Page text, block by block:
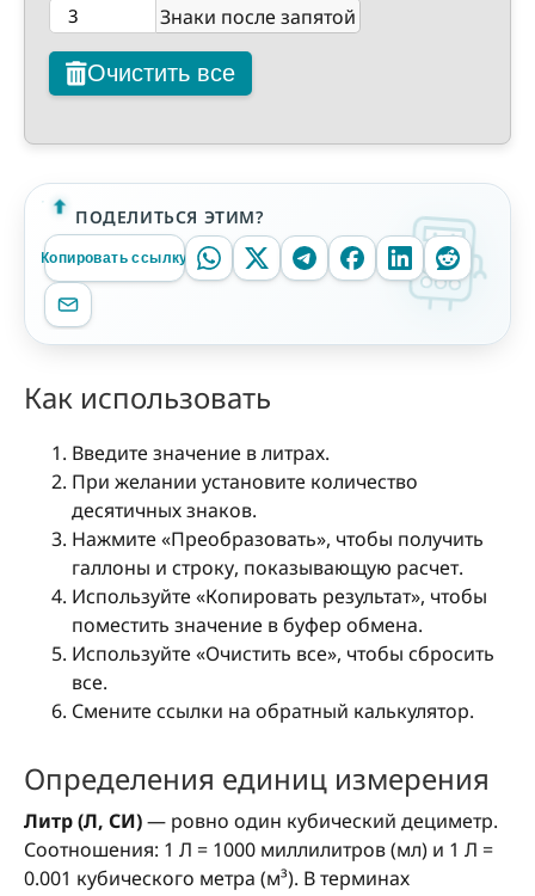
Знаки после запятой
Очистить все
ПОДЕЛИТЬСЯ ЭТИМ?
Копировать ссылку
Как использовать
Введите значение в литрах.
При желании установите количество
десятичных знаков.
Нажмите «Преобразовать», чтобы получить
галлоны и строку, показывающую расчет.
Используйте «Копировать результат», чтобы
поместить значение в буфер обмена.
Используйте «Очистить все», чтобы сбросить
все.
Смените ссылки на обратный калькулятор.
Определения единиц измерения
Литр (Л, СИ)— ровно один кубический дециметр.
Соотношения: 1 Л = 1000 миллилитров (мл) и 1 Л =
0.001 кубического метра (м³). В терминах